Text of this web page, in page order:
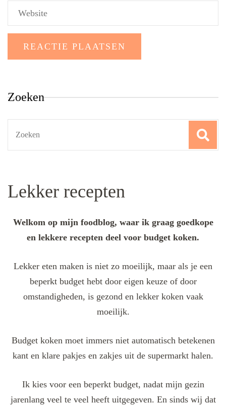
Zoeken
Lekker recepten
Welkom op mijn foodblog, waar ik graag goedkope
en lekkere recepten deel voor budget koken.
Lekker eten maken is niet zo moeilijk, maar als je een
beperkt budget hebt door eigen keuze of door
omstandigheden, is gezond en lekker koken vaak
moeilijk.
Budget koken moet immers niet automatisch betekenen
kant en klare pakjes en zakjes uit de supermarkt halen.
Ik kies voor een beperkt budget, nadat mijn gezin
jarenlang veel te veel heeft uitgegeven. En sinds wij dat